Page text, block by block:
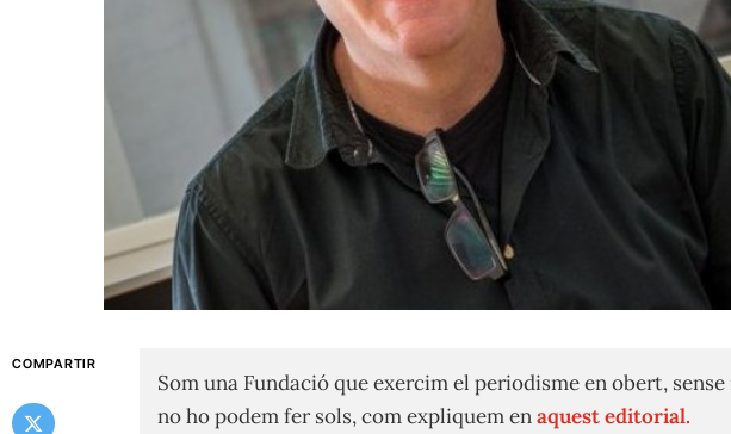
COMPARTIR
Som una Fundació que exercim el periodisme en obert,
no ho podem fer sols, com expliquem enaquest editorial.